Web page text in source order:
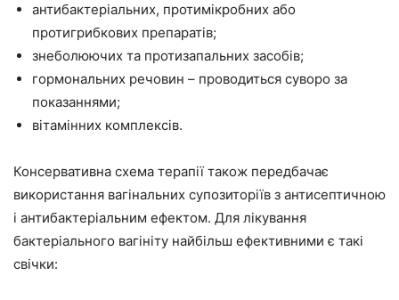
антибактеріальних, протимікробних або
протигрибкових препаратів;
знеболюючих та протизапальних засобів;
гормональних речовин – проводиться суворо за
показаннями;
вітамінних комплексів.
Консервативна схема терапії також передбачає
використання вагінальних супозиторіїв з антисептичною
і антибактеріальним ефектом. Для лікування
бактеріального вагініту найбільш ефективними є такі
свічки: